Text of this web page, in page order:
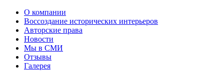
О компании
Воссоздание исторических интерьеров
Авторские права
Новости
Мы в СМИ
Отзывы
Галерея